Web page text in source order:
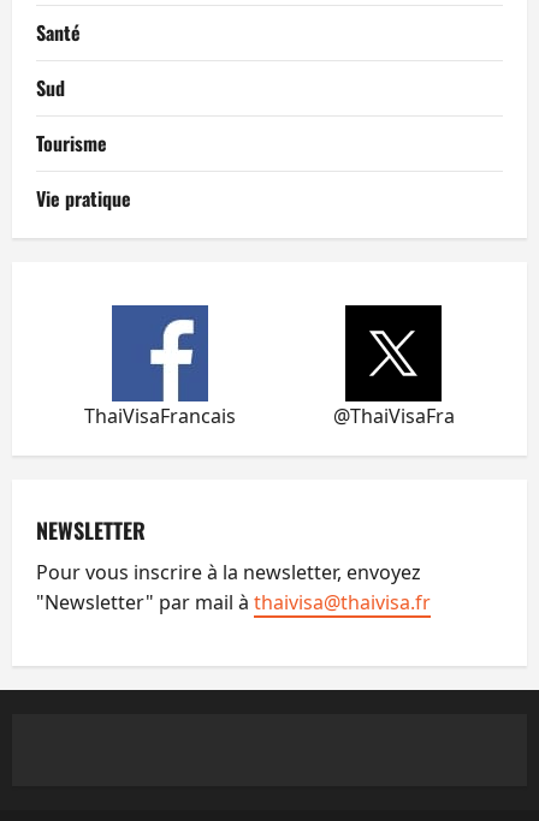
Santé
Sud
Tourisme
Vie pratique
ThaiVisaFrancais @ThaiVisaFra
NEWSLETTER
Pour vous inscrire à la newsletter, envoyez
"Newsletter" par mail à thaivisa@thaivisa.fr